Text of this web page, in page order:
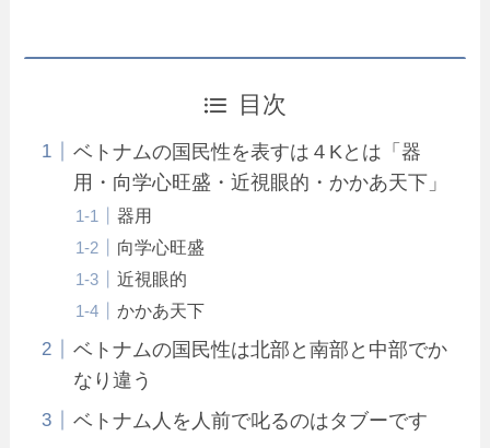
目次
ベトナムの国民性を表すは４Kとは「器
用・向学心旺盛・近視眼的・かかあ天下」
器用
向学心旺盛
近視眼的
かかあ天下
ベトナムの国民性は北部と南部と中部でか
なり違う
ベトナム人を人前で叱るのはタブーです